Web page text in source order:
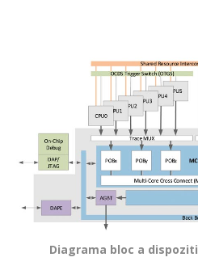
Diagrama bloc a